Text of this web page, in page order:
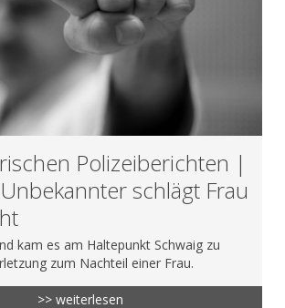
Polizeiberichten |
schlägt Frau
kam es am Haltepunkt Schwaig zu
zum Nachteil einer Frau.
>> weiterlesen